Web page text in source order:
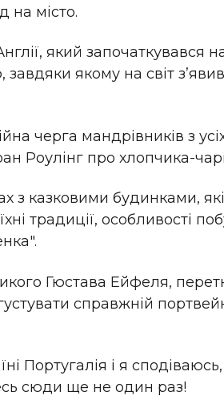
на місто.
який започаткувався
якому на світ
черга мандрівників з
Роулінг про хлопчика-
з казковими будинками, які
традиції, особливості
Гюстава Ейфеля,
справжній
Португалія і я
сюди ще не один раз!